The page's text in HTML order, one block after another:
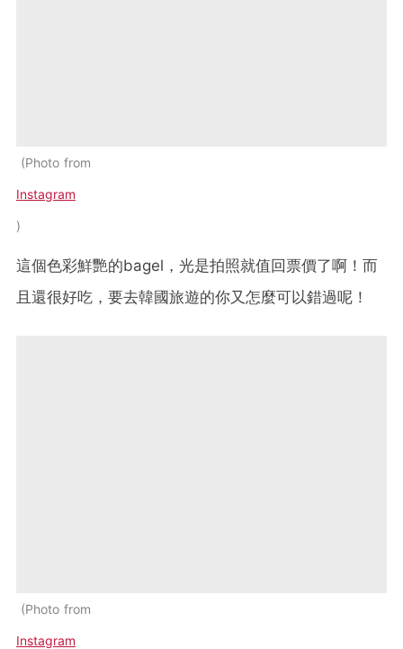
Photo from
Instagram
這個色彩鮮艷的bagel，光是拍照就值回票價了啊！而
且還很好吃，要去韓國旅遊的你又怎麼可以錯過呢！
Photo from
Instagram